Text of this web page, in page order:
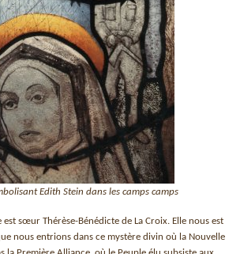
Edith Stein dans les camps camps
est sœur Thérèse-Bénédicte de La Croix. Elle nous est
nous entrions dans ce mystère divin où la Nouvelle